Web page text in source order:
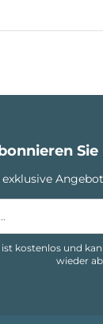
exklusive
kostenlos und
wieder